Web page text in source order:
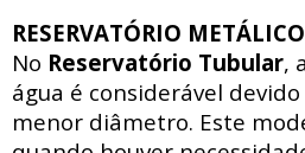
RESERVATÓRIO
No Reservatório Tubular,
água é considerável
menor diâmetro. Este